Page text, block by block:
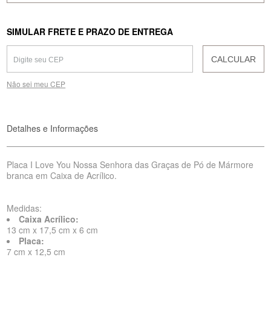
SIMULAR FRETE E PRAZO DE ENTREGA
CALCULAR
Não sei meu CEP
Detalhes e Informações
Placa I Love You Nossa Senhora das Graças de Pó de Mármore
branca em Caixa de Acrílico.
Medidas:
Caixa Acrílico:
13 cm x 17,5 cm x 6 cm
Placa:
7 cm x 12,5 cm